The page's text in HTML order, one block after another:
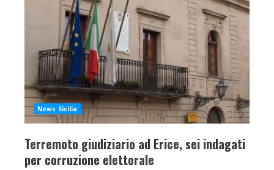
News Sicilia
Terremoto giudiziario ad Erice, sei indagati
per corruzione elettorale